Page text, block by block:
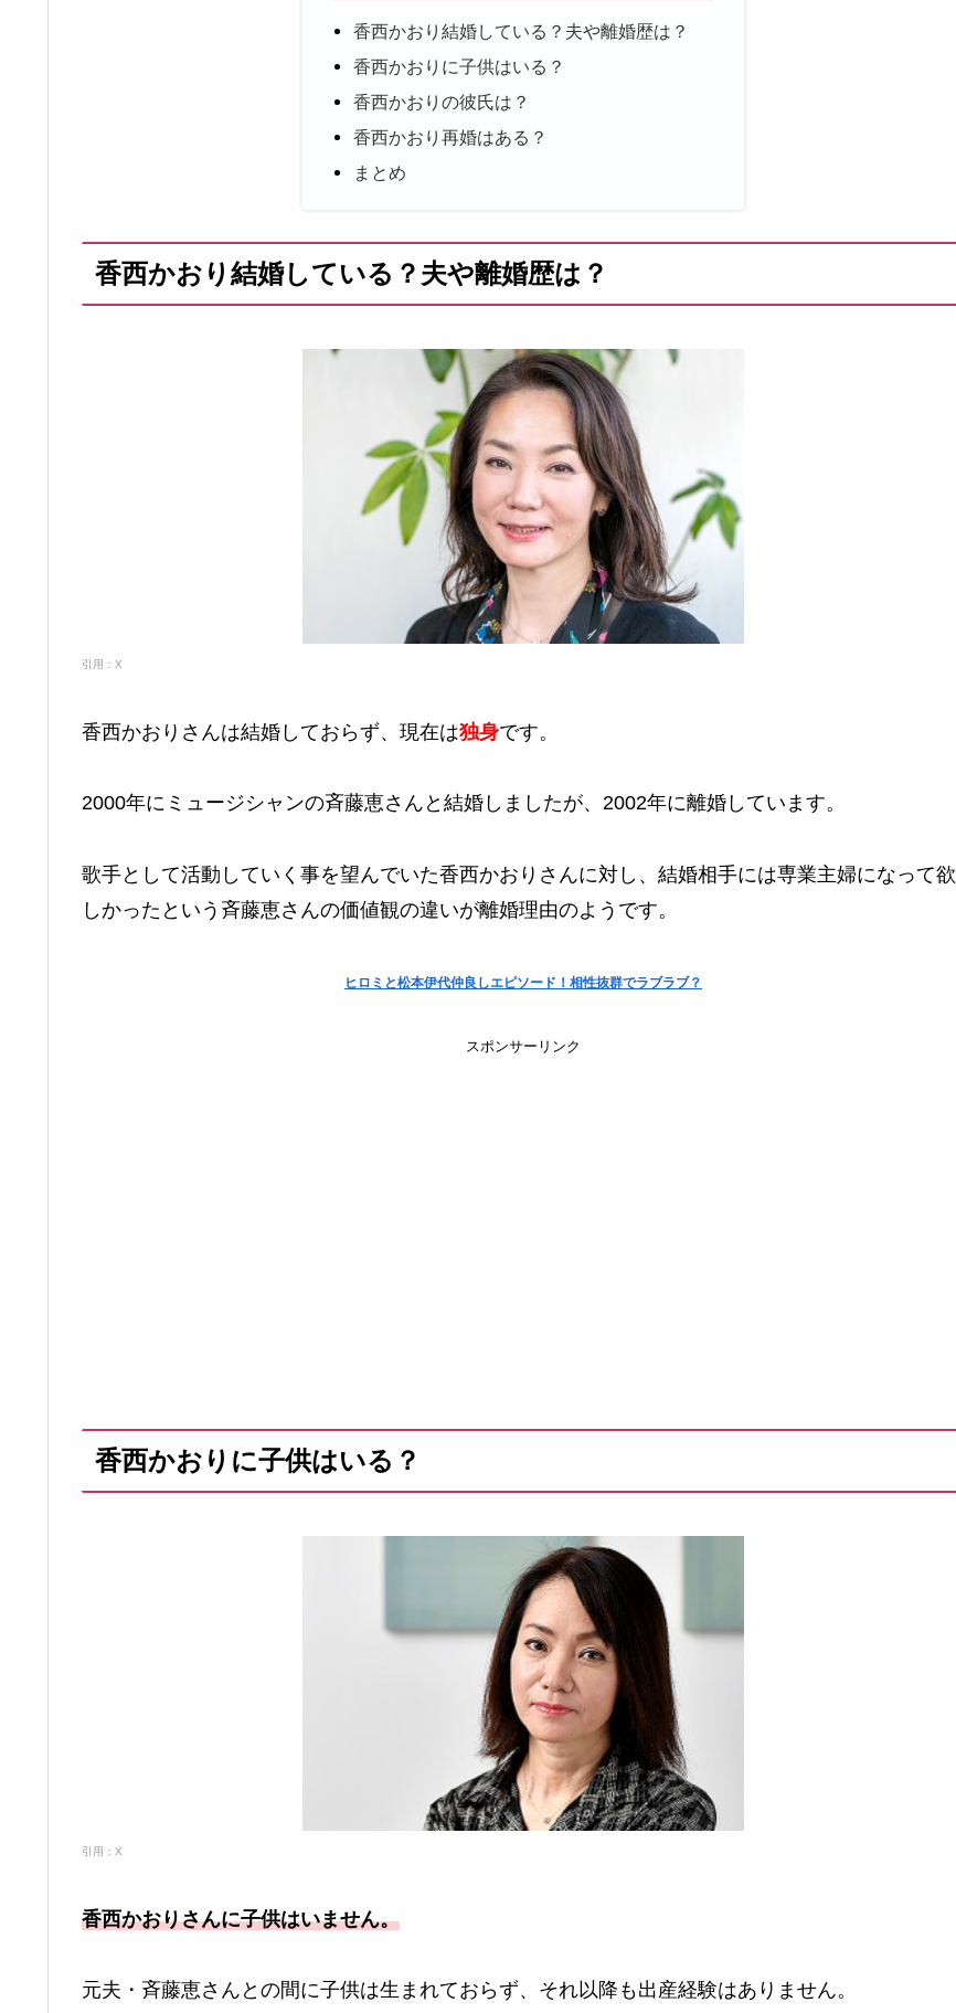
香西かおり結婚している？夫や離婚歴は？
香西かおりに子供はいる？
香西かおりの彼氏は？
香西かおり再婚はある？
まとめ
香西かおり結婚している？夫や離婚歴は？
引用：X
香西かおりさんは結婚しておらず、現在は独身です。
2000年にミュージシャンの斉藤恵さんと結婚しましたが、2002年に離婚しています。
歌手として活動していく事を望んでいた香西かおりさんに対し、結婚相手には専業主婦になって欲
しかったという斉藤恵さんの価値観の違いが離婚理由のようです。
ヒロミと松本伊代仲良しエピソード！相性抜群でラブラブ？
スポンサーリンク
香西かおりに子供はいる？
引用：X
香西かおりさんに子供はいません。
元夫・斉藤恵さんとの間に子供は生まれておらず、それ以降も出産経験はありません。